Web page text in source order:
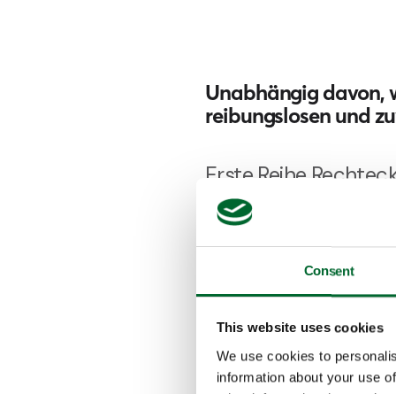
Consent
This website uses cookies
We use cookies to
information about your use
Unabhängig davon,
reibungslosen und
Erste Reihe